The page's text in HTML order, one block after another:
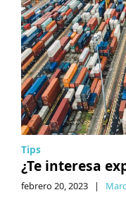
Tips
¿Te interesa
febrero 20, 2023 |